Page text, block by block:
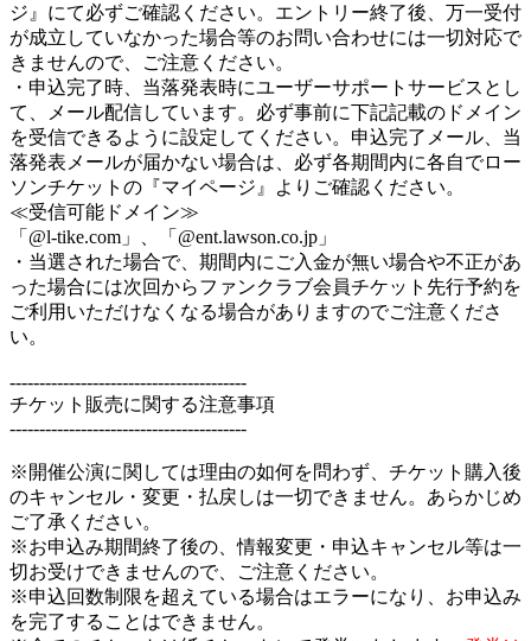
ジ』にて必ずご確認ください。エントリー終了後、万一受付
が成立していなかった場合等のお問い合わせには一切対応で
きませんので、ご注意ください。
・申込完了時、当落発表時にユーザーサポートサービスとし
て、メール配信しています。必ず事前に下記記載のドメイン
を受信できるように設定してください。申込完了メール、当
落発表メールが届かない場合は、必ず各期間内に各自でロー
ソンチケットの『マイページ』よりご確認ください。
≪受信可能ドメイン≫
「@l-tike.com」、「@ent.lawson.co.jp」
・当選された場合で、期間内にご入金が無い場合や不正があ
った場合には次回からファンクラブ会員チケット先行予約を
ご利用いただけなくなる場合がありますのでご注意くださ
い。
----------------------------------------
チケット販売に関する注意事項
----------------------------------------
※開催公演に関しては理由の如何を問わず、チケット購入後
のキャンセル・変更・払戻しは一切できません。あらかじめ
ご了承ください。
※お申込み期間終了後の、情報変更・申込キャンセル等は一
切お受けできませんので、ご注意ください。
※申込回数制限を超えている場合はエラーになり、お申込み
を完了することはできません。